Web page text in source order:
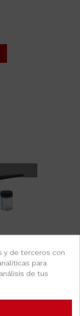
y de terceros con
para
de tus